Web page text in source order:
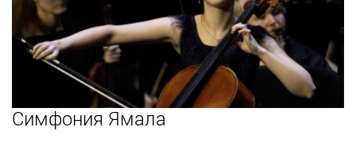
Симфония Ямала